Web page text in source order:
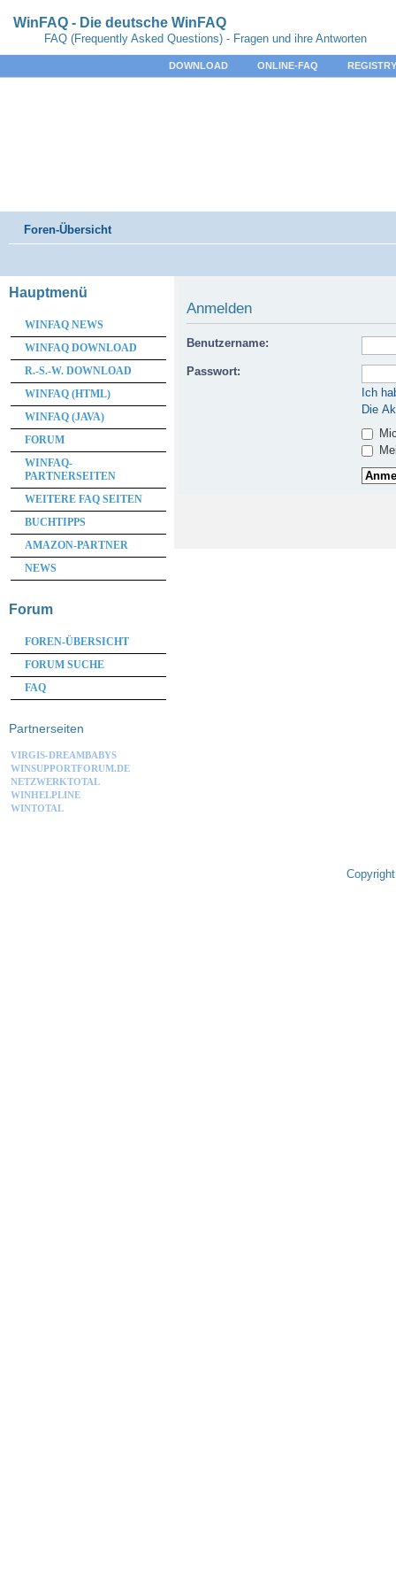
WinFAQ - Die deutsche WinFAQ
FAQ (Frequently Asked Questions) - Fragen und ihre Antworten
DOWNLOAD ONLINE-FAQ
Foren-Übersicht
Anmelden
Benutzername:
Passwort:
Ich
Die
Hauptmenü
WINFAQ NEWS
WINFAQ DOWNLOAD
R.-S.-W. DOWNLOAD
WINFAQ (HTML)
WINFAQ (JAVA)
FORUM
WINFAQ-
PARTNERSEITEN
WEITERE FAQ SEITEN
BUCHTIPPS
AMAZON-PARTNER
NEWS
Forum
FOREN-ÜBERSICHT
FORUM SUCHE
FAQ
Partnerseiten
VIRGIS-DREAMBABYS
WINSUPPORTFORUM.DE
NETZWERKTOTAL
WINHELPLINE
WINTOTAL